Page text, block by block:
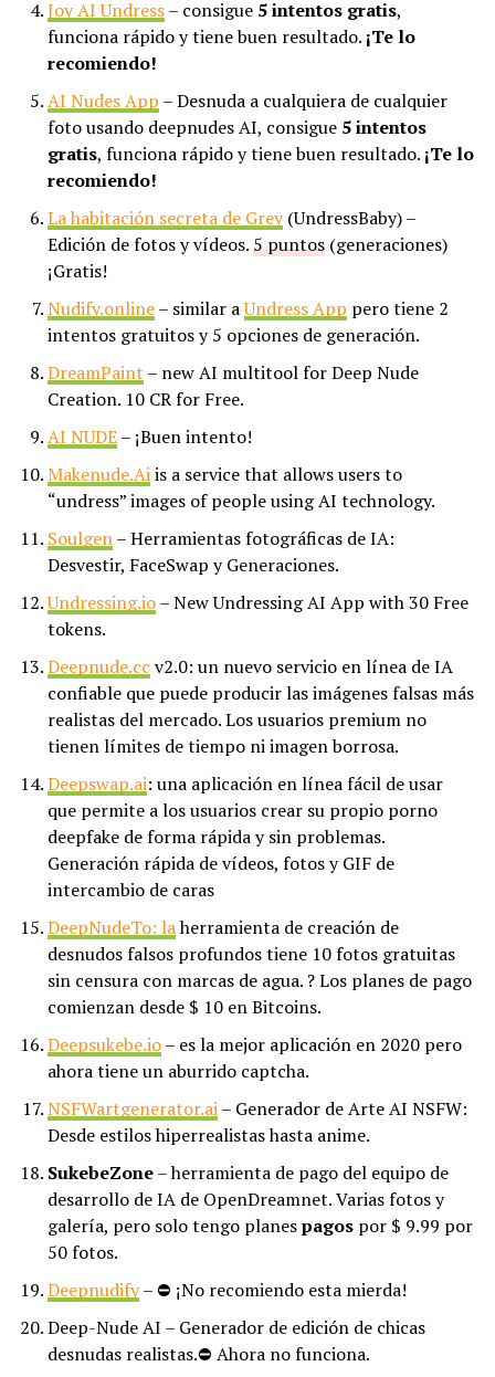
Joy AI Undress– consigue 5 intentos gratis,
funciona rápido y tiene buen resultado. ¡Te lo
recomiendo!
AI Nudes App – Desnuda a cualquiera de cualquier
foto usando deepnudes AI, consigue 5 intentos
gratis, funciona rápido y tiene buen resultado. ¡Te lo
recomiendo!
La habitación secreta de Grey(UndressBaby) –
Edición de fotos y vídeos.5 puntos(generaciones)
¡Gratis!
Nudify.online– similar aUndress App pero tiene 2
intentos gratuitos y 5 opciones de generación.
DreamPaint – new AI multitool for Deep Nude
Creation. 10 CR for Free.
AI NUDE– ¡Buen intento!
Makenude.Aiis a service that allows users to
“undress” images of people using AI technology.
Soulgen– Herramientas fotográficas de IA:
Desvestir, FaceSwap y Generaciones.
Undressing.io– New Undressing AI App with 30 Free
tokens.
Deepnude.cc v2.0: un nuevo servicio en línea de IA
confiable que puede producir las imágenes falsas más
realistas del mercado. Los usuarios premium no
tienen límites de tiempo ni imagen borrosa.
Deepswap.ai: una aplicación en línea fácil de usar
que permite a los usuarios crear su propio porno
deepfake de forma rápida y sin problemas.
Generación rápida de vídeos, fotos y GIF de
intercambio de caras
DeepNudeTo: laherramienta de creación de
desnudos falsos profundos tiene 10 fotos gratuitas
sin censura con marcas de agua. ? Los planes de pago
comienzan desde $ 10 en Bitcoins.
Deepsukebe.io– es la mejor aplicación en 2020 pero
ahora tiene un aburrido captcha.
NSFWartgenerator.ai– Generador de Arte AI NSFW:
Desde estilos hiperrealistas hasta anime.
SukebeZone– herramienta de pago del equipo de
desarrollo de IA de OpenDreamnet. Varias fotos y
galería, pero solo tengo planespagospor $ 9.99 por
50 fotos.
Deepnudify– ⛔ ¡No recomiendo esta mierda!
Deep-Nude AI – Generador de edición de chicas
desnudas realistas.⛔ Ahora no funciona.